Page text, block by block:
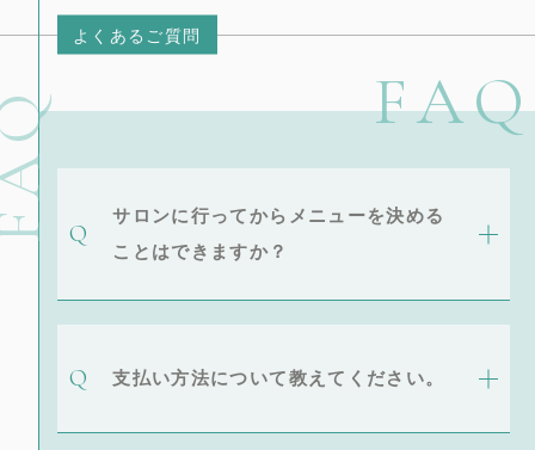
FAQ
よくあるご質問
サロンに行ってからメニューを決める
ことはできますか？
支払い方法について教えてください。